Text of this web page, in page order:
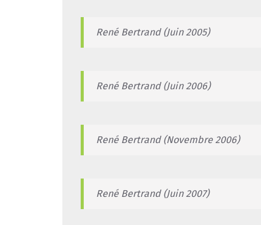
René Bertrand (Juin 2005)
René Bertrand (Juin 2006)
René Bertrand (Novembre 2006)
René Bertrand (Juin 2007)